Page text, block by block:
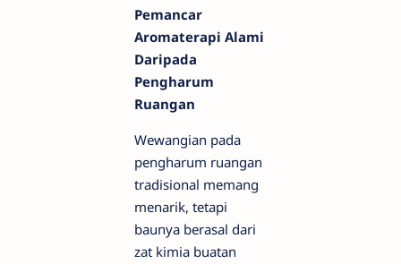
Pemancar
Aromaterapi Alami
Daripada
Pengharum
Ruangan
Wewangian pada
pengharum ruangan
tradisional memang
menarik, tetapi
baunya berasal dari
zat kimia buatan